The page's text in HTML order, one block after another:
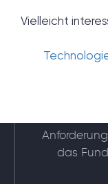
Vielleicht
Noch
das